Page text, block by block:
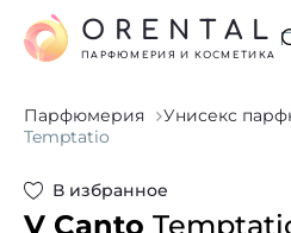
ORENTAL
ПАРФЮМЕРИЯ И КОСМЕТИКА
Парфюмерия Унисекс
Temptatio
В избранное
V Canto